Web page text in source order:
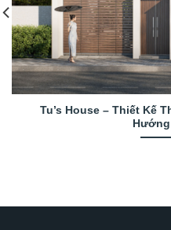
Tu’s House – Thiết Kế